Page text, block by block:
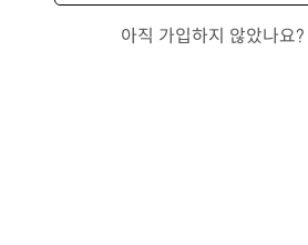
아직 가입하지 않았나요?